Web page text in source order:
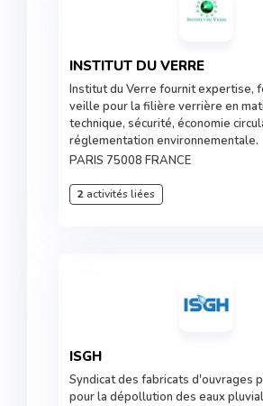
INSTITUT DU VERRE
Institut du Verre fournit expertise,
veille pour la filière verrière en
technique, sécurité, économie
réglementation environnementale.
PARIS 75008 FRANCE
2activités liées
ISGH
Syndicat des fabricats d'ouvrages
pour la dépollution des eaux